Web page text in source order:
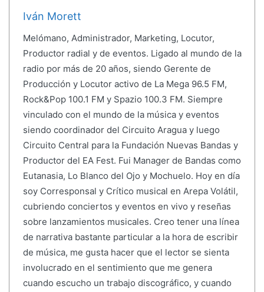
Iván Morett
Melómano, Administrador, Marketing, Locutor,
Productor radial y de eventos. Ligado al mundo de la
radio por más de 20 años, siendo Gerente de
Producción y Locutor activo de La Mega 96.5 FM,
Rock&Pop 100.1 FM y Spazio 100.3 FM. Siempre
vinculado con el mundo de la música y eventos
siendo coordinador del Circuito Aragua y luego
Circuito Central para la Fundación Nuevas Bandas y
Productor del EA Fest. Fui Manager de Bandas como
Eutanasia, Lo Blanco del Ojo y Mochuelo. Hoy en día
soy Corresponsal y Crítico musical en Arepa Volátil,
cubriendo conciertos y eventos en vivo y reseñas
sobre lanzamientos musicales. Creo tener una línea
de narrativa bastante particular a la hora de escribir
de música, me gusta hacer que el lector se sienta
involucrado en el sentimiento que me genera
cuando escucho un trabajo discográfico, y cuando